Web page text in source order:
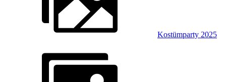
Kostümparty 2025